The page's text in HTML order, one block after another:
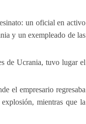
un oficial en activo
y un exempleado de las
de Ucrania, tuvo lugar el
el empresario regresaba
mientras que la